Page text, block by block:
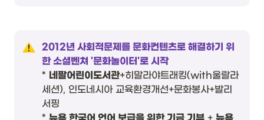
2012년 사회적문제를 문화컨텐츠로 해결하기 위
* 네팔어린이도서관+히말라야트래킹(with울랄라
세션), 인도네시아 교육환경개선+문화봉사+발리
서핑